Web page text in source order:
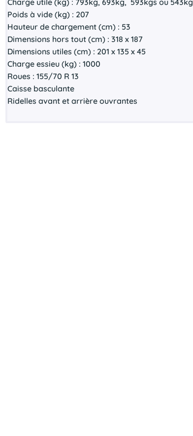
Charge utile (kg) : 793kg, 693kg, 593kgs ou 543kg
Poids à vide (kg) : 207
Hauteur de chargement (cm) : 53
Dimensions hors tout (cm) : 318 x 187
Dimensions utiles (cm) : 201 x 135 x 45
Charge essieu (kg) : 1000
Roues : 155/70 R 13
Caisse basculante
Ridelles avant et arrière ouvrantes